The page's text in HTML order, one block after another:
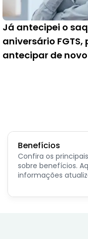
Já antecipei o
aniversário FGTS,
antecipar de
Benefícios
Confira os
sobre benefícios. Aqui você tem
informações
servidor público,